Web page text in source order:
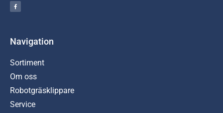
Navigation
Sortiment
Om oss
Robotgräsklippare
Service